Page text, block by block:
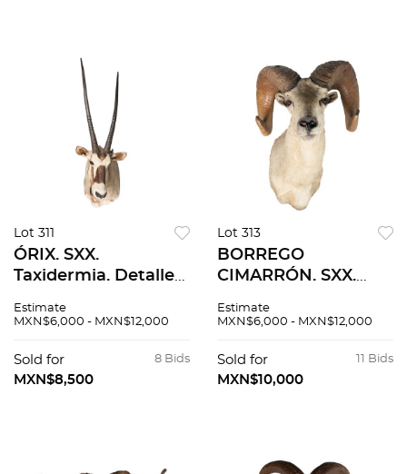
Lot 311
ÓRIX. SXX.
Taxidermia. Detalles
cm de altura.
Estimate
MXN$6,000 - MXN$12,000
8 Bids
Sold for
MXN$8,500
Lot 313
BORREGO
CIMARRÓN. SXX.
de conservación. 72
Estimate
MXN$6,000 - MXN$12,000
11 Bids
Sold for
MXN$10,000